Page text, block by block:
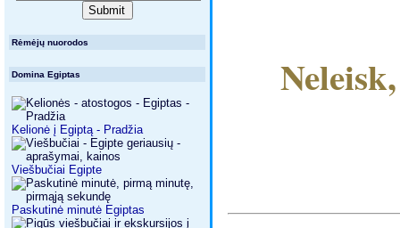
Rėmėjų nuorodos
Domina Egiptas
Kelionė į Egiptą - Pradžia
Viešbučiai Egipte
Paskutinė minutė Egiptas